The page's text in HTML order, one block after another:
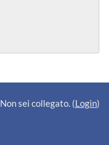
Non sei collegato. (Login)